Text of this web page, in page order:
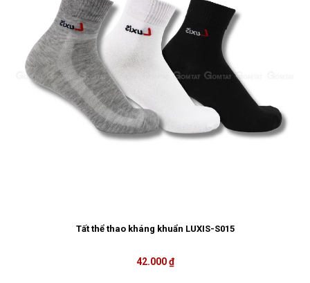
Tất thể thao kháng khuẩn LUXIS-S015
42.000 ₫